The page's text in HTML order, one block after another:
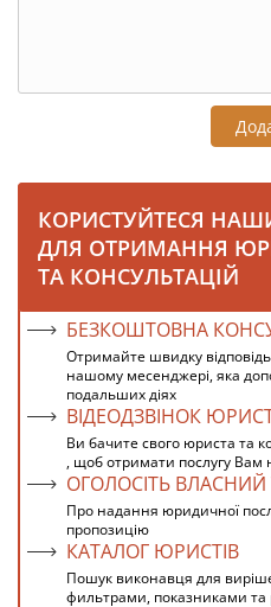
КОРИСТУЙТЕСЯ
ДЛЯ ОТРИМАННЯ
ТА КОНСУЛЬТАЦІЙ
БЕЗКОШТОВНА
Отримайте швидку
нашому месенджері, яка
подальших діях
ВІДЕОДЗВІНОК
Ви бачите свого юриста та
, щоб отримати послугу Вам
ОГОЛОСІТЬ ВЛАСНИЙ
Про надання юридичної
пропозицію
КАТАЛОГ ЮРИСТІВ
Пошук виконавця для
фильтрами, показниками та